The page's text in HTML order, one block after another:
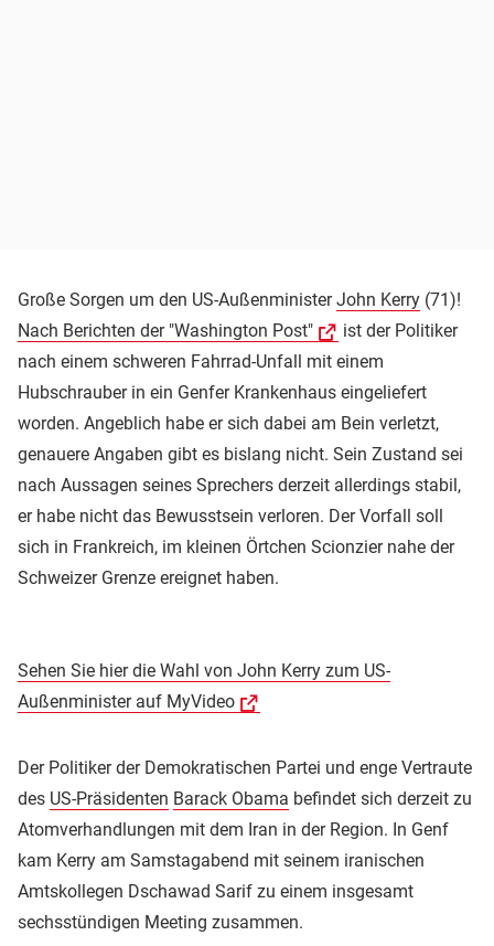
Große Sorgen um den US-AußenministerJohn Kerry (71)!
Nach Berichten der "Washington Post"
ist der Politiker
nach einem schweren Fahrrad-Unfall mit einem
Hubschrauber in ein Genfer Krankenhaus eingeliefert
worden. Angeblich habe er sich dabei am Bein verletzt,
genauere Angaben gibt es bislang nicht. Sein Zustand sei
nach Aussagen seines Sprechers derzeit allerdings stabil,
er habe nicht das Bewusstsein verloren. Der Vorfall soll
sich in Frankreich, im kleinen Örtchen Scionzier nahe der
Schweizer Grenze ereignet haben.
Sehen Sie hier die Wahl von John Kerry zum US-
Außenminister auf MyVideo
Der Politiker der Demokratischen Partei und enge Vertraute
des US-Präsidenten Barack Obama befindet sich derzeit zu
Atomverhandlungen mit dem Iran in der Region. In Genf
kam Kerry am Samstagabend mit seinem iranischen
Amtskollegen Dschawad Sarif zu einem insgesamt
sechsstündigen Meeting zusammen.